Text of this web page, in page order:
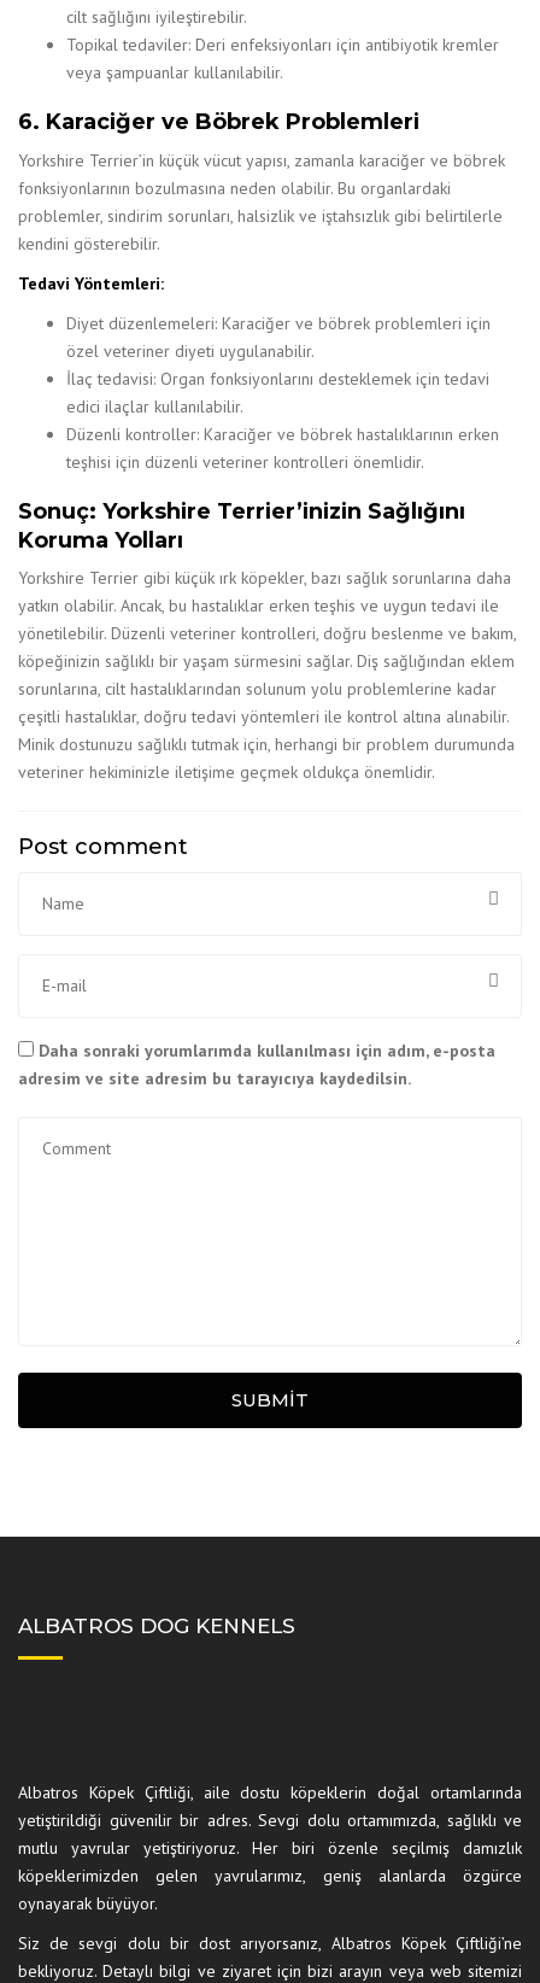
cilt sağlığını iyileştirebilir.
Topikal tedaviler: Deri enfeksiyonları için antibiyotik kremler
veya şampuanlar kullanılabilir.
6. Karaciğer ve Böbrek Problemleri
Yorkshire Terrier’in küçük vücut yapısı, zamanla karaciğer ve böbrek
fonksiyonlarının bozulmasına neden olabilir. Bu organlardaki
problemler, sindirim sorunları, halsizlik ve iştahsızlık gibi belirtilerle
kendini gösterebilir.
Tedavi Yöntemleri:
Diyet düzenlemeleri: Karaciğer ve böbrek problemleri için
özel veteriner diyeti uygulanabilir.
İlaç tedavisi: Organ fonksiyonlarını desteklemek için tedavi
edici ilaçlar kullanılabilir.
Düzenli kontroller: Karaciğer ve böbrek hastalıklarının erken
teşhisi için düzenli veteriner kontrolleri önemlidir.
Sonuç: Yorkshire Terrier’inizin Sağlığını
Koruma Yolları
Yorkshire Terrier gibi küçük ırk köpekler, bazı sağlık sorunlarına daha
yatkın olabilir. Ancak, bu hastalıklar erken teşhis ve uygun tedavi ile
yönetilebilir. Düzenli veteriner kontrolleri, doğru beslenme ve bakım,
köpeğinizin sağlıklı bir yaşam sürmesini sağlar. Diş sağlığından eklem
sorunlarına, cilt hastalıklarından solunum yolu problemlerine kadar
çeşitli hastalıklar, doğru tedavi yöntemleri ile kontrol altına alınabilir.
Minik dostunuzu sağlıklı tutmak için, herhangi bir problem durumunda
veteriner hekiminizle iletişime geçmek oldukça önemlidir.
Post comment
Daha sonraki yorumlarımda kullanılması için adım, e-posta
adresim ve site adresim bu tarayıcıya kaydedilsin.
SUBMIT
ALBATROS DOG KENNELS
Albatros Köpek Çiftliği, aile dostu köpeklerin doğal ortamlarında
yetiştirildiği güvenilir bir adres. Sevgi dolu ortamımızda, sağlıklı ve
mutlu yavrular yetiştiriyoruz. Her biri özenle seçilmiş damızlık
köpeklerimizden gelen yavrularımız, geniş alanlarda özgürce
oynayarak büyüyor.
Siz de sevgi dolu bir dost arıyorsanız, Albatros Köpek Çiftliği’ne
bekliyoruz. Detaylı bilgi ve ziyaret için bizi arayın veya web sitemizi